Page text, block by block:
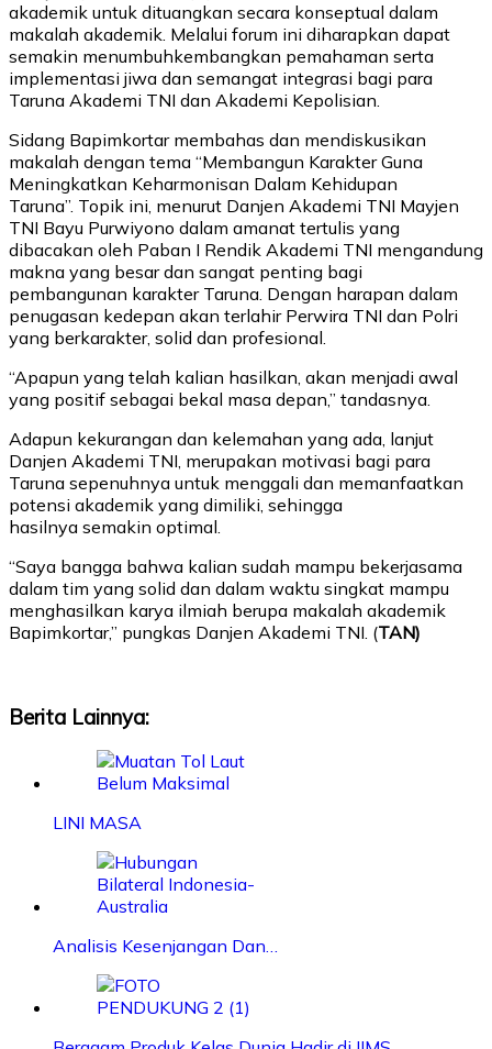
akademik untuk dituangkan secara konseptual dalam
makalah akademik. Melalui forum ini diharapkan dapat
semakin menumbuhkembangkan pemahaman serta
implementasi jiwa dan semangat integrasi bagi para
Taruna Akademi TNI dan Akademi Kepolisian.
Sidang Bapimkortar membahas dan mendiskusikan
makalah dengan tema “Membangun Karakter Guna
Meningkatkan Keharmonisan Dalam Kehidupan
Taruna”. Topik ini, menurut Danjen Akademi TNI Mayjen
TNI Bayu Purwiyono dalam amanat tertulis yang
dibacakan oleh Paban I Rendik Akademi TNI mengandung
makna yang besar dan sangat penting bagi
pembangunan karakter Taruna. Dengan harapan dalam
penugasan kedepan akan terlahir Perwira TNI dan Polri
yang berkarakter, solid dan profesional.
“Apapun yang telah kalian hasilkan, akan menjadi awal
yang positif sebagai bekal masa depan,” tandasnya.
Adapun kekurangan dan kelemahan yang ada, lanjut
Danjen Akademi TNI, merupakan motivasi bagi para
Taruna sepenuhnya untuk menggali dan memanfaatkan
potensi akademik yang dimiliki, sehingga
hasilnya semakin optimal.
“Saya bangga bahwa kalian sudah mampu bekerjasama
dalam tim yang solid dan dalam waktu singkat mampu
menghasilkan karya ilmiah berupa makalah akademik
Bapimkortar,” pungkas Danjen Akademi TNI. (TAN)
Berita Lainnya:
LINI MASA
Analisis Kesenjangan Dan…